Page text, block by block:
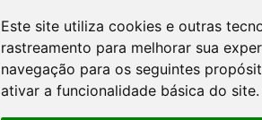
Este site utiliza cookies e outras
rastreamento para melhorar sua
navegação para os seguintes
ativar a funcionalidade básica do site.